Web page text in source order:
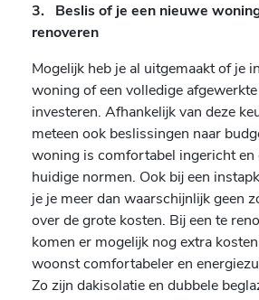
3. Beslis of je een nieuwe
renoveren
Mogelijk heb je al uitgemaakt of je
woning of een volledige
investeren. Afhankelijk van deze
meteen ook beslissingen naar
woning is comfortabel ingericht en
huidige normen. Ook bij een
je je meer dan waarschijnlijk geen
over de grote kosten. Bij een te
komen er mogelijk nog extra
woonst comfortabeler en
Zo zijn dakisolatie en dubbele